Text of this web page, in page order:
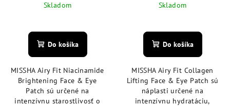
Skladom
hodnotenie
produktu
z
5
hviezdičiek.
Do košíka
MISSHA Airy Fit Niacinamide
Brightening Face & Eye
Patch sú určené na
intenzívnu starostlivosť o
Skladom
hodnotenie
produktu
z
5
hviezdičiek.
Do košíka
MISSHA Airy Fit Collagen
Lifting Face & Eye Patch sú
náplasti určené na
intenzívnu hydratáciu,